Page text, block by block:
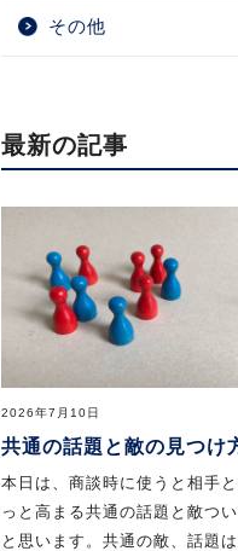
その他
最新の記事
2026年7月10日
共通の話題と敵の見つけ
本日は、商談時に使うと相手
っと高まる共通の話題と敵つ
と思います。共通の敵、話題